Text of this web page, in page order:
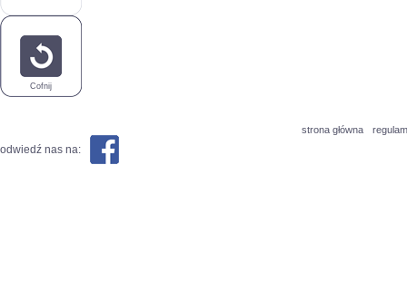
Cofnij
strona główna
odwiedź nas na: